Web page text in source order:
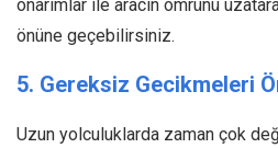
onarımlar ile aracın ömrünü
önüne geçebilirsiniz.
5. Gereksiz Gecikmeleri
Uzun yolculuklarda zaman çok